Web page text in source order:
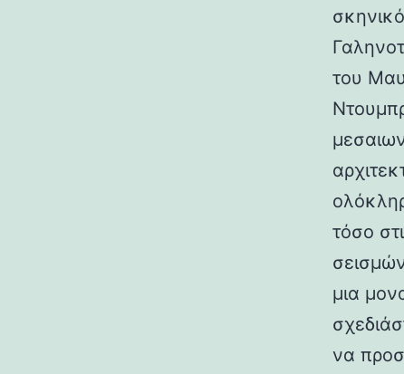
του
τόσο
μια
να